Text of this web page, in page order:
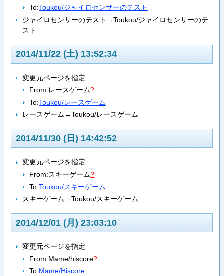
To:Toukou/ジャイロセンサーのテスト
ジャイロセンサーのテスト→Toukou/ジャイロセンサーのテ
スト
2014/11/22 (土) 13:52:34
変更元ページを指定
From:レースゲーム?
To:Toukou/レースゲーム
レースゲーム→Toukou/レースゲーム
2014/11/30 (日) 14:42:52
変更元ページを指定
From:スキーゲーム?
To:Toukou/スキーゲーム
スキーゲーム→Toukou/スキーゲーム
2014/12/01 (月) 23:03:10
変更元ページを指定
From:Mame/hiscore?
To:Mame/Hiscore